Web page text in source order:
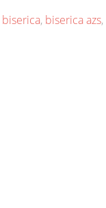
biserica, biserica azs,